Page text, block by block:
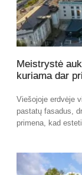
Meistrystė
kuriama dar
Viešojoje erdvėje
pastatų fasadus,
primena, kad